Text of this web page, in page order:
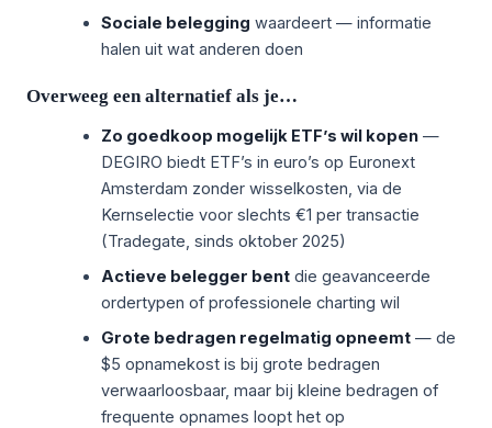
Sociale belegging waardeert — informatie
halen uit wat anderen doen
Overweeg een alternatief als je…
Zo goedkoop mogelijk ETF’s wil kopen—
DEGIRO biedt ETF’s in euro’s op Euronext
Amsterdam zonder wisselkosten, via de
Kernselectie voor slechts €1 per transactie
(Tradegate, sinds oktober 2025)
Actieve belegger bentdie geavanceerde
ordertypen of professionele charting wil
Grote bedragen regelmatig opneemt— de
$5 opnamekost is bij grote bedragen
verwaarloosbaar, maar bij kleine bedragen of
frequente opnames loopt het op